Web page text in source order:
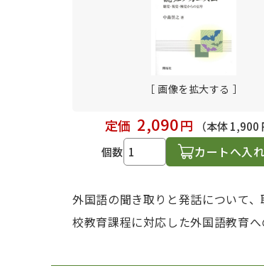
［ 画像を拡大する ］
定価 2,090円
（本体 1,900
個数
カートへ入
外国語の聞き取りと発話について
校教育課程に対応した外国語教育